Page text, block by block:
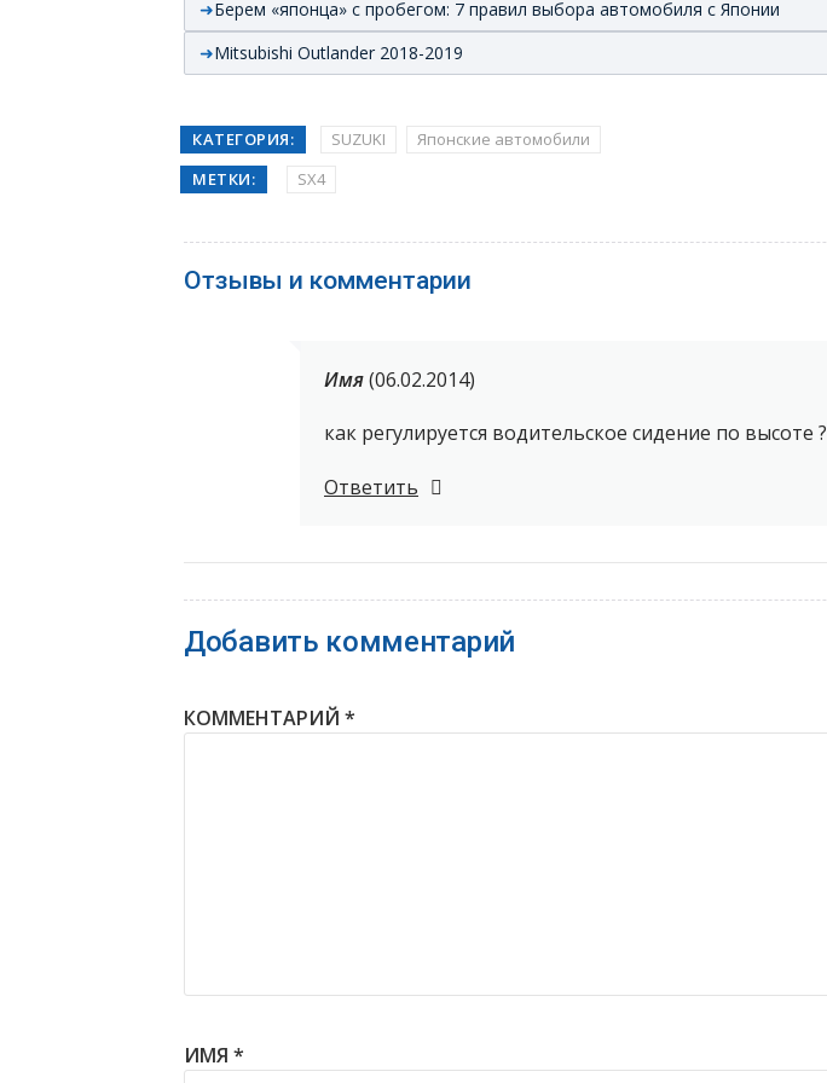
Берем «японца» с пробегом: 7 правил выбора автомобиля с Японии
Mitsubishi Outlander 2018-2019
КАТЕГОРИЯ: SUZUKI
Японские автомобили
МЕТКИ:
SX4
Отзывы и комментарии
Имя(06.02.2014)
как регулируется водительское сидение по высоте ?
Ответить
Добавить комментарий
КОММЕНТАРИЙ *
ИМЯ *